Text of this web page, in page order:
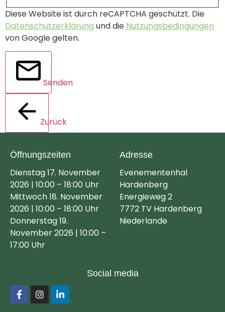
Diese Website ist durch reCAPTCHA geschützt. Die
Datenschutzerklärung und die Nutzungsbedingungen
von Google gelten.
Senden
Zurück
Öffnungszeiten
Dienstag 17. November
2026 | 10:00 – 18:00 Uhr
Mittwoch 18. November
2026 | 10:00 – 18:00 Uhr
Donnerstag 19.
November 2026 | 10:00 –
17:00 Uhr
Adresse
Evenementenhal
Hardenberg
Energieweg 2
7772 TV Hardenberg
Niederlande
Social media